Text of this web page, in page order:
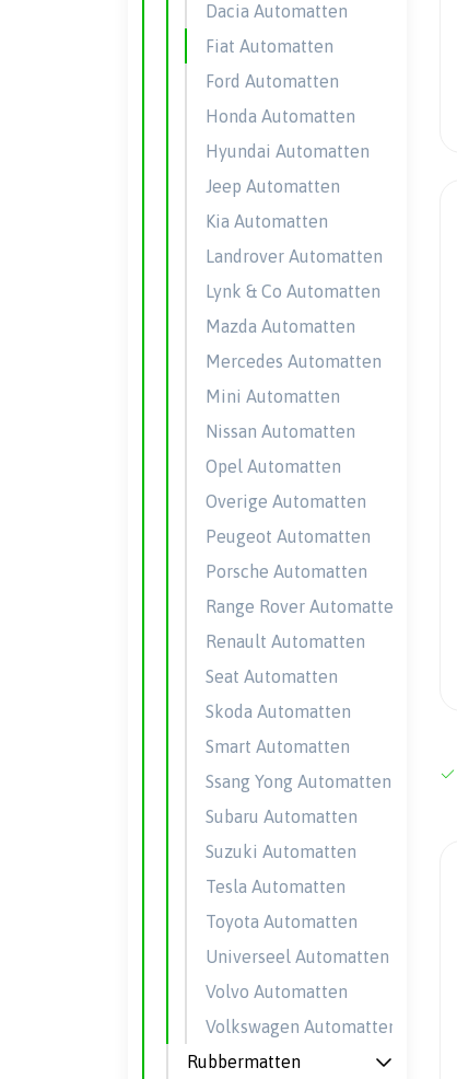
Dacia Automatten
Fiat Automatten
Ford Automatten
Honda Automatten
Hyundai Automatten
Jeep Automatten
Kia Automatten
Landrover Automatten
Lynk & Co Automatten
Mazda Automatten
Mercedes Automatten
Mini Automatten
Nissan Automatten
Opel Automatten
Overige Automatten
Peugeot Automatten
Porsche Automatten
Range Rover Automatten
Renault Automatten
Seat Automatten
Skoda Automatten
Smart Automatten
Ssang Yong Automatten
Subaru Automatten
Suzuki Automatten
Tesla Automatten
Toyota Automatten
Universeel Automatten
Volvo Automatten
Volkswagen Automatten
Rubbermatten